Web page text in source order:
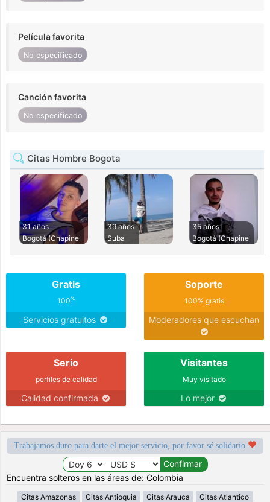
Película favorita
No especificado
Canción favorita
No especificado
Citas Hombre Bogota
31 años
Bogotá (Chapine
39 años
Suba
35 años
Bogotá (Chapine
Gratis
100%
Servicios gratuitos
Soporte
100% gratis
Moderadores que escuchan
Serio
perfiles de calidad
Calidad confirmada
Visitantes
Muy visitado
Lo mejor
Trabajamos duro para darte el mejor servicio, por favor sé solidario
Encuentra solteros en las áreas de: Colombia
Citas Amazonas Citas Antioquia Citas Arauca Citas Atlantico